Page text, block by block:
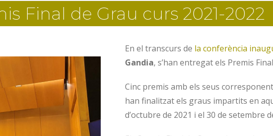
Final de Grau curs 2021-2022
En el transcurs de la conferència
Gandia, s’han entregat els Premis
Cinc premis amb els seus
han finalitzat els graus impartits en
d’octubre de 2021 i el 30 de setembre